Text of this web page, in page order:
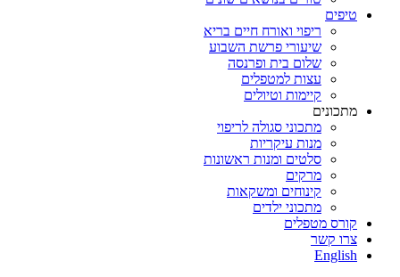
טיפים
ריפוי ואורח חיים בריא
שיעורי פרשת השבוע
שלום בית ופרנסה
עצות למטפלים
קיימות וטיולים
מתכונים
מתכוני סגולה לריפוי
מנות עיקריות
סלטים ומנות ראשונות
מרקים
קינוחים ומשקאות
מתכוני ילדים
קורס מטפלים
צרו קשר
English